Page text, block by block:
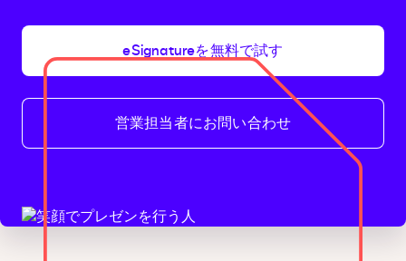
eSignatureを無料で試す
営業担当者にお問い合わせ